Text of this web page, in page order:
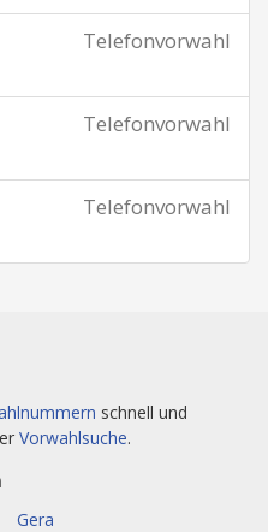
Telefonvorwahl
Telefonvorwahl
Telefonvorwahl
schnell und
Vorwahlsuche.
Gera